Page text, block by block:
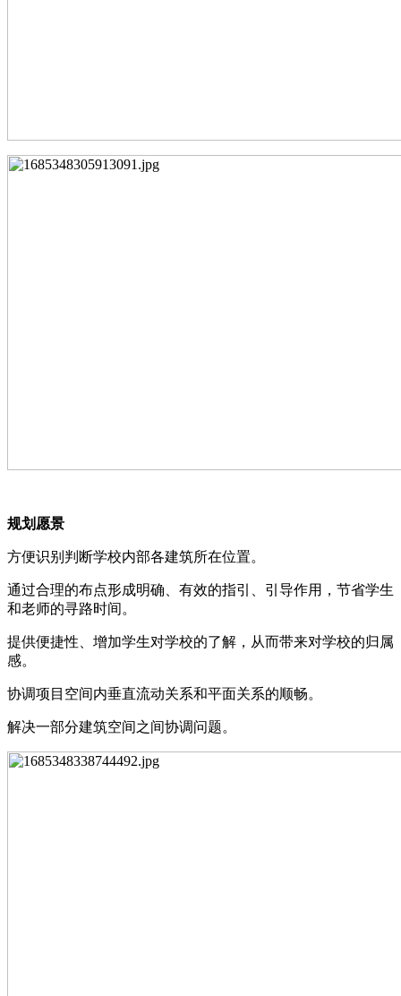
规划愿景
⽅便识别判断学校内部各建筑所在位置。
通过合理的布点形成明确、有效的指引、引导作⽤，节省学⽣
和⽼师的寻路时间。
提供便捷性、增加学⽣对学校的了解，从⽽带来对学校的归属
感。
协调项⽬空间内垂直流动关系和平⾯关系的顺畅。
解决⼀部分建筑空间之间协调问题。